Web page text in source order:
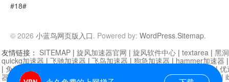
#18#
© 2026 小蓝鸟网页版入口. Powered by: WordPress.Sitemap.
友情链接： SITEMAP | 旋风加速器官网 | 旋风软件中心 | textarea | 黑
quickq加速器 | 飞驰加速器 | 飞鸟加速器 | 狗急加速器 | hammer加速器
| 免费vqn加速外网 迷雾通|优
器| 快柠檬加速器 |黑洞加速 |falemon 快橙加速器|anycast加速器 |